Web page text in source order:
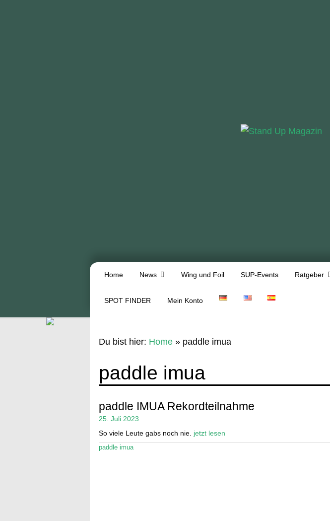
Home News Wing und Foil SUP-Events Ratgeber
SPOT FINDER Mein Konto
Du bist hier: Home» paddle imua
paddle imua
paddle IMUA Rekordteilnahme
25. Juli 2023
So viele Leute gabs noch nie. jetzt lesen
paddle imua